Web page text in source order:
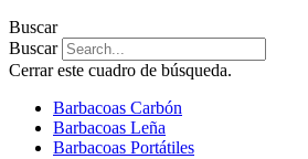
Buscar
Buscar
Cerrar este cuadro de búsqueda.
Barbacoas Carbón
Barbacoas Leña
Barbacoas Portátiles